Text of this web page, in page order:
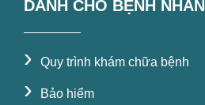
DÀNH CHO BỆNH NHÂN
› Quy trình khám chữa bệnh
› Bảo hiểm